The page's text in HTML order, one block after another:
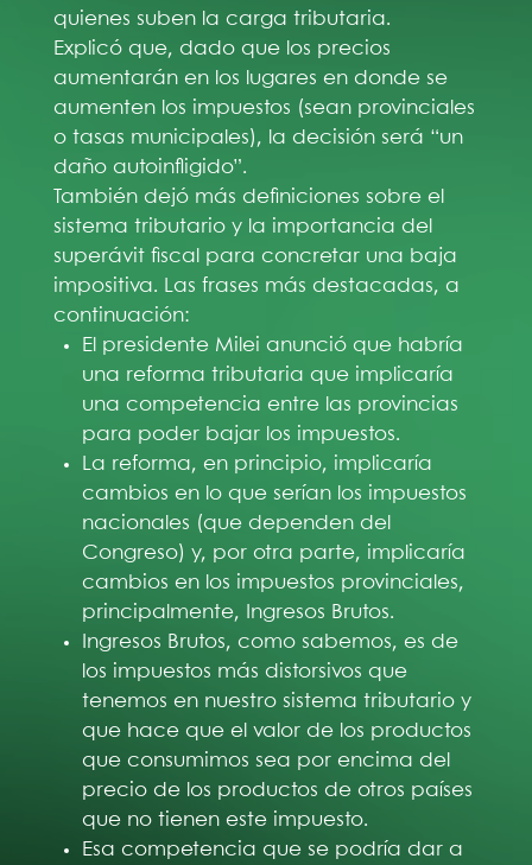
quienes suben la carga tributaria.
Explicó que, dado que los precios
aumentarán en los lugares en donde se
aumenten los impuestos (sean provinciales
o tasas municipales), la decisión será “un
daño autoinfligido”.
También dejó más definiciones sobre el
sistema tributario y la importancia del
superávit fiscal para concretar una baja
impositiva. Las frases más destacadas, a
continuación:
El presidente Milei anunció que habría
una reforma tributaria que implicaría
una competencia entre las provincias
para poder bajar los impuestos.
La reforma, en principio, implicaría
cambios en lo que serían los impuestos
nacionales (que dependen del
Congreso) y, por otra parte, implicaría
cambios en los impuestos provinciales,
principalmente, Ingresos Brutos.
Ingresos Brutos, como sabemos, es de
los impuestos más distorsivos que
tenemos en nuestro sistema tributario y
que hace que el valor de los productos
que consumimos sea por encima del
precio de los productos de otros países
que no tienen este impuesto.
Esa competencia que se podría dar a